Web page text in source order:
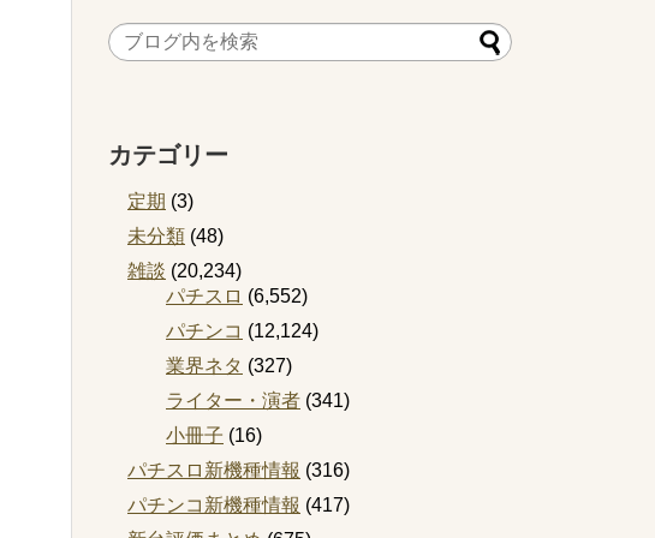
カテゴリー
定期 (3)
未分類 (48)
雑談 (20,234)
パチスロ (6,552)
パチンコ (12,124)
業界ネタ (327)
ライター・演者 (341)
小冊子 (16)
パチスロ新機種情報 (316)
パチンコ新機種情報 (417)